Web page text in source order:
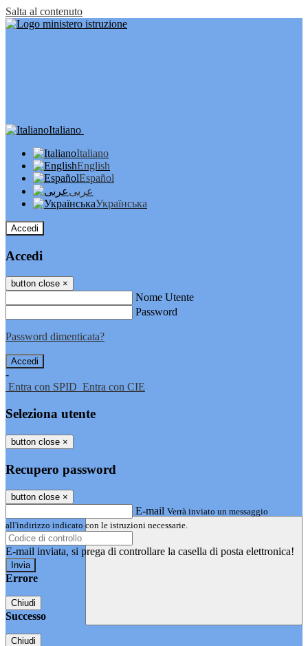
Salta al contenuto
Italiano
Italiano
English
Español
عربى
Українська
Accedi
Accedi
button close ×
Nome Utente
Password
Password dimenticata?
-
Entra con SPID Entra con CIE
Seleziona utente
button close ×
Recupero password
button close ×
E-mail Verrà inviato un messaggio
all'indirizzo indicato con le istruzioni necessarie.
E-mail inviata, si prega di controllare la casella di posta elettronica!
Errore
Chiudi
Successo
Chiudi